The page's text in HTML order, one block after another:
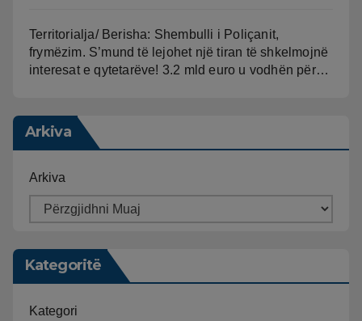
Territorialja/ Berisha: Shembulli i Poliçanit,
frymëzim. S’mund të lejohet një tiran të shkelmojnë
interesat e qytetarëve! 3.2 mld euro u vodhën për…
Arkiva
Arkiva
Kategoritë
Kategori